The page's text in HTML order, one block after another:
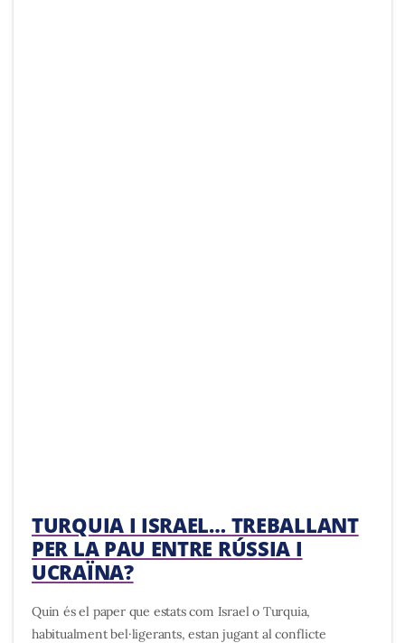
TURQUIA I ISRAEL… TREBALLANT
PER LA PAU ENTRE RÚSSIA I
UCRAÏNA?
Quin és el paper que estats com Israel o Turquia,
habitualment bel·ligerants, estan jugant al conflicte